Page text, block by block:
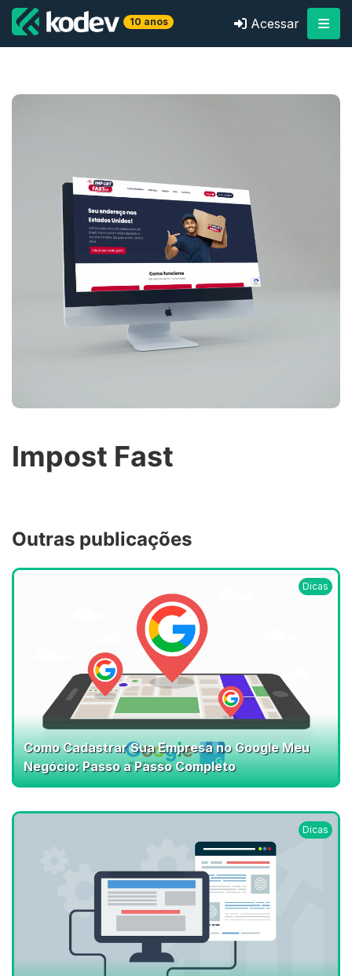
10 anos Acessar
Impost Fast
Outras publicações
Dicas
Como Cadastrar Sua Empresa no Google Meu
Negócio: Passo a Passo Completo
Dicas